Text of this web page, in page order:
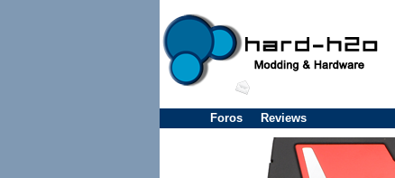
Foros Reviews